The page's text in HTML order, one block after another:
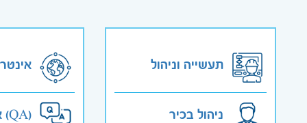
תעשייה וניהול
ניהול בכיר אבטחת איכות (QA)